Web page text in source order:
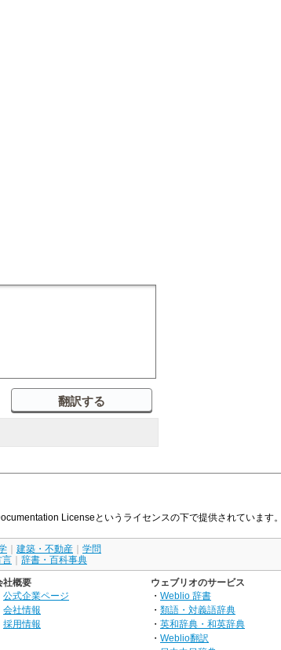
Licenseというライセンスの下で提供されています。
建築・不動産
学問
言 辞書・百科事典
社概要
公式企業ページ
会社情報
採用情報
ウェブリオのサービス
・ Weblio 辞書
・ 類語・対義語辞典
・ 英和辞典・和英辞典
・ Weblio翻訳